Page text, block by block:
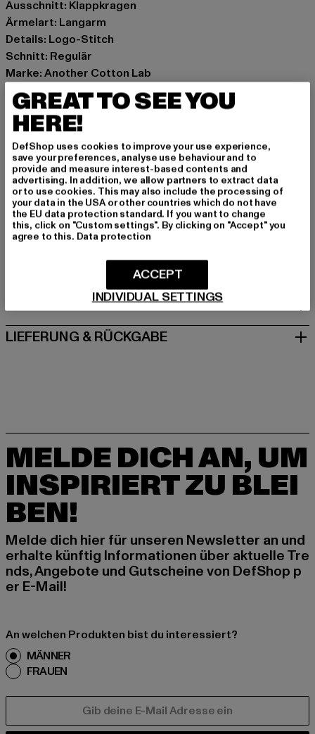
Ausschnitt: Klappkragen
Ärmelart: Langarm
Details: Logo-Stitch
Schnitt: Regulär
Marke: Another Cotton Lab
Kat.: Long Sleeve Shirt
Farbe: weiß
Hersteller Farbe: white
Materialzusammensetzung: 100% Baumwolle
Art.Nr: PD00002349-00220
Hersteller: Urban Styles Agency GmbH & Co. KG |
agentur@urbanstylesagency.com
Schanzenstraße 41 | 51063 Köln | DE
GRÖSSE & PASSFORM
PFLEGEHINWEISE
LIEFERUNG & RÜCKGABE
MELDE DICH AN, UM
INSPIRIERT ZU BLEI
BEN!
Melde dich hier für unseren Newsletter an und
erhalte künftig Informationen über aktuelle Tre
nds, Angebote und Gutscheine von DefShop p
er E-Mail!
An welchen Produkten bist du interessiert?
MÄNNER
FRAUEN
GREAT TO SEE YOU
HERE!
DefShop uses cookies to improve your use experience,
save your preferences, analyse use behaviour and to
provide and measure interest-based contents and
advertising. In addition, we allow partners to extract data
or to use cookies. This may also include the processing of
your data in the USA or other countries which do not have
the EU data protection standard. If you want to change
this, click on "Custom settings". By clicking on "Accept" you
agree to this. Data protection
INDIVIDUAL SETTINGS
ACCEPT